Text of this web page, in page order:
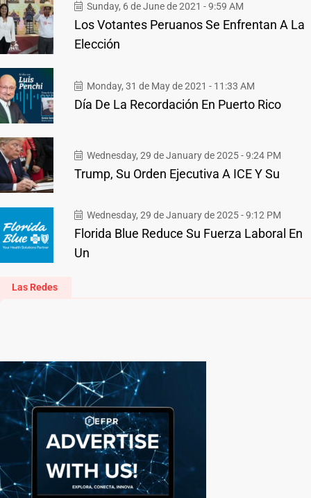
Sunday, 6 de June de 2021 - 9:59 AM
Los Votantes Peruanos Se Enfrentan A La
Elección
Monday, 31 de May de 2021 - 11:33 AM
Día De La Recordación En Puerto Rico
Wednesday, 29 de January de 2025 - 9:24 PM
Trump, Su Orden Ejecutiva A ICE Y Su
Wednesday, 29 de January de 2025 - 9:12 PM
Florida Blue Reduce Su Fuerza Laboral En
Un
Las Redes